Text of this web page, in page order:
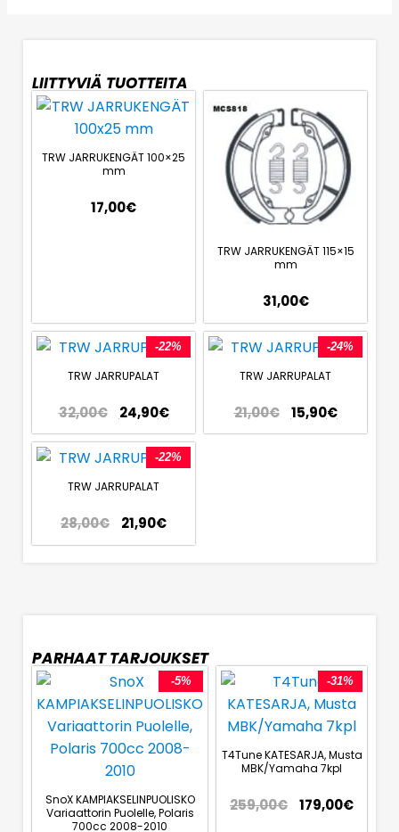
LIITTYVIÄ TUOTTEITA
TRW JARRUKENGÄT 100×25
mm
17,00€
TRW JARRUKENGÄT 115×15
mm
31,00€
-22%
TRW JARRUPALAT
32,00€ 24,90€
-24%
TRW JARRUPALAT
21,00€ 15,90€
-22%
TRW JARRUPALAT
28,00€ 21,90€
PARHAAT TARJOUKSET
-5%
SnoX KAMPIAKSELINPUOLISKO
Variaattorin Puolelle, Polaris
700cc 2008-2010
-31%
T4Tune KATESARJA, Musta
MBK/Yamaha 7kpl
259,00€ 179,00€